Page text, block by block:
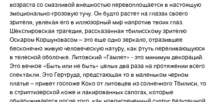
возраста со смазливой внешностью перевоплощается в настоящую
эмоционально-грозовую тучу. Он будто растет на глазах своего
зрителя, увлекая его в иллюзорный мир напротив твоих глаз.
Шекспировская трагедия, рассказанная тбилисскому зрителю
Оскаром Коршуновасом – это еще одно зеркало, отразившее
бесконечно живую человеческую натуру, как ртуть переливающуюся
в телесной оболочке. Литовский «Гамлет» - это минимум декораций.
Это вечное «Быть или не быть» целых два раза на протяжении всего
спектакля. Это Гертруда, предстающая то в маленьком черном
платье – привет госпоже Коко от литовцев из солнечного Тбилиси, то
в стриптизерской коже и лакированных сапогах, которые